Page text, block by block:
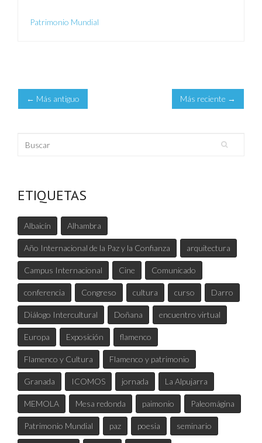
Patrimonio Mundial
← Más antiguo Más reciente →
Formulario de búsqueda
ETIQUETAS
Albaicín Alhambra
Año Internacional de la Paz y la Confianza arquitectura
Campus Internacional Cine Comunicado
conferencia Congreso cultura curso Darro
Diálogo Intercultural Doñana encuentro virtual
Europa Exposición flamenco
Flamenco y Cultura Flamenco y patrimonio
Granada ICOMOS jornada La Alpujarra
MEMOLA Mesa redonda paimonio Paleomágina
Patrimonio Mundial paz poesia seminario